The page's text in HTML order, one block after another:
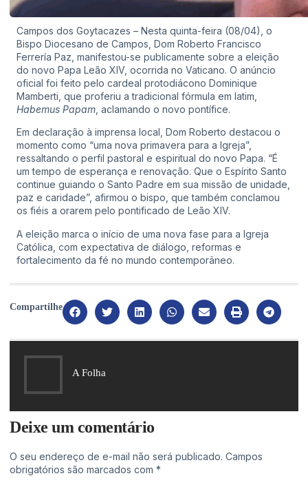
Campos dos Goytacazes – Nesta quinta-feira (08/04), o
Bispo Diocesano de Campos, Dom Roberto Francisco
Ferrería Paz, manifestou-se publicamente sobre a eleição
do novo Papa Leão XIV, ocorrida no Vaticano. O anúncio
oficial foi feito pelo cardeal protodiácono Dominique
Mamberti, que proferiu a tradicional fórmula em latim,
Habemus Papam , aclamando o novo pontífice.
Em declaração à imprensa local, Dom Roberto destacou o
momento como “uma nova primavera para a Igreja”,
ressaltando o perfil pastoral e espiritual do novo Papa. “É
um tempo de esperança e renovação. Que o Espírito Santo
continue guiando o Santo Padre em sua missão de unidade,
paz e caridade”, afirmou o bispo, que também conclamou
os fiéis a orarem pelo pontificado de Leão XIV.
A eleição marca o início de uma nova fase para a Igreja
Católica, com expectativa de diálogo, reformas e
fortalecimento da fé no mundo contemporâneo.
Compartilhe
A Folha
Deixe um comentário
O seu endereço de e-mail não será publicado. Campos
obrigatórios são marcados com *